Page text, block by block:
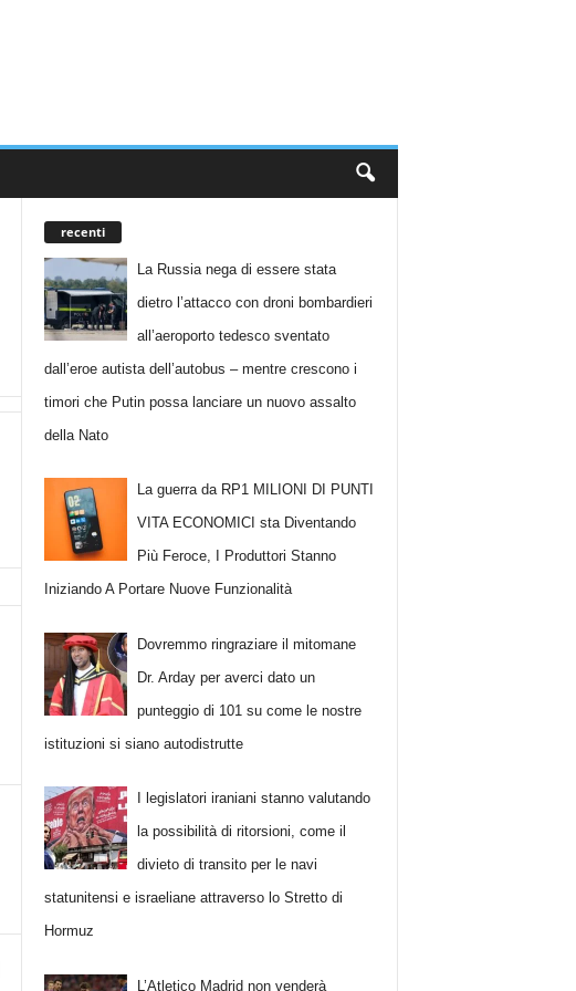
recenti
La Russia nega di essere stata
dietro l’attacco con droni bombardieri
all’aeroporto tedesco sventato
dall’eroe autista dell’autobus – mentre crescono i
timori che Putin possa lanciare un nuovo assalto
della Nato
La guerra da RP1 MILIONI DI PUNTI
VITA ECONOMICI sta Diventando
Più Feroce, I Produttori Stanno
Iniziando A Portare Nuove Funzionalità
Dovremmo ringraziare il mitomane
Dr. Arday per averci dato un
punteggio di 101 su come le nostre
istituzioni si siano autodistrutte
I legislatori iraniani stanno valutando
la possibilità di ritorsioni, come il
divieto di transito per le navi
statunitensi e israeliane attraverso lo Stretto di
Hormuz
L’Atletico Madrid non venderà